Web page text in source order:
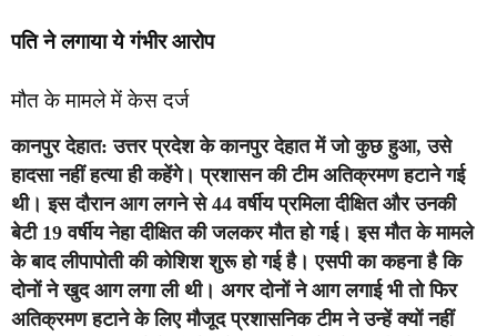
पति ने लगाया ये गंभीर आरोप
मौत के मामले में केस दर्ज
कानपुर देहात: उत्तर प्रदेश के कानपुर देहात में जो कुछ हुआ, उसे
हादसा नहीं हत्या ही कहेंगे। प्रशासन की टीम अतिक्रमण हटाने गई
थी। इस दौरान आग लगने से 44 वर्षीय प्रमिला दीक्षित और उनकी
बेटी 19 वर्षीय नेहा दीक्षित की जलकर मौत हो गई। इस मौत के मामले
के बाद लीपापोती की कोशिश शुरू हो गई है। एसपी का कहना है कि
दोनों ने खुद आग लगा ली थी। अगर दोनों ने आग लगाई भी तो फिर
अतिक्रमण हटाने के लिए मौजूद प्रशासनिक टीम ने उन्हें क्यों नहीं